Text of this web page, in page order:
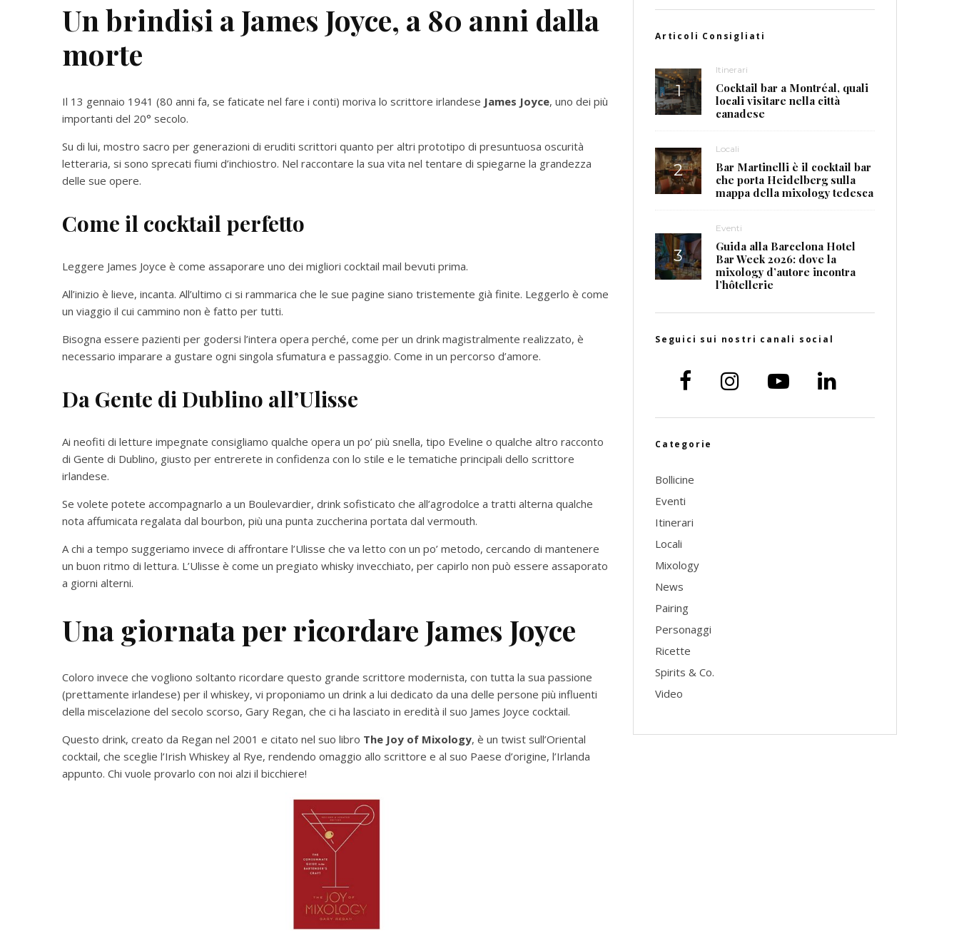
Un brindisi a James Joyce, a 80 anni dalla
morte
Il 13 gennaio 1941 (80 anni fa, se faticate nel fare i conti) moriva lo scrittore irlandese James Joyce, uno dei più
importanti del 20° secolo.
Su di lui, mostro sacro per generazioni di eruditi scrittori quanto per altri prototipo di presuntuosa oscurità
letteraria, si sono sprecati fiumi d’inchiostro. Nel raccontare la sua vita nel tentare di spiegarne la grandezza
delle sue opere.
Come il cocktail perfetto
Leggere James Joyce è come assaporare uno dei migliori cocktail mail bevuti prima.
All’inizio è lieve, incanta. All’ultimo ci si rammarica che le sue pagine siano tristemente già finite. Leggerlo è come
un viaggio il cui cammino non è fatto per tutti.
Bisogna essere pazienti per godersi l’intera opera perché, come per un drink magistralmente realizzato, è
necessario imparare a gustare ogni singola sfumatura e passaggio. Come in un percorso d’amore.
Da Gente di Dublino all’Ulisse
Ai neofiti di letture impegnate consigliamo qualche opera un po’ più snella, tipo Eveline o qualche altro racconto
di Gente di Dublino, giusto per entrerete in confidenza con lo stile e le tematiche principali dello scrittore
irlandese.
Se volete potete accompagnarlo a un Boulevardier, drink sofisticato che all’agrodolce a tratti alterna qualche
nota affumicata regalata dal bourbon, più una punta zuccherina portata dal vermouth.
A chi a tempo suggeriamo invece di affrontare l’Ulisse che va letto con un po’ metodo, cercando di mantenere
un buon ritmo di lettura. L’Ulisse è come un pregiato whisky invecchiato, per capirlo non può essere assaporato
a giorni alterni.
Una giornata per ricordare James Joyce
Coloro invece che vogliono soltanto ricordare questo grande scrittore modernista, con tutta la sua passione
(prettamente irlandese) per il whiskey, vi proponiamo un drink a lui dedicato da una delle persone più influenti
della miscelazione del secolo scorso, Gary Regan, che ci ha lasciato in eredità il suo James Joyce cocktail.
Questo drink, creato da Regan nel 2001 e citato nel suo libro The Joy of Mixology, è un twist sull’Oriental
cocktail, che sceglie l’Irish Whiskey al Rye, rendendo omaggio allo scrittore e al suo Paese d’origine, l’Irlanda
appunto. Chi vuole provarlo con noi alzi il bicchiere!
Articoli Consigliati
Itinerari
Cocktail bar a Montréal, quali
locali visitare nella città
canadese
Locali
Bar Martinelli è il cocktail bar
che porta Heidelberg sulla
mappa della mixology tedesca
Eventi
Guida alla Barcelona Hotel
Bar Week 2026: dove la
mixology d’autore incontra
l’hôtellerie
Seguici sui nostri canali social
Categorie
Bollicine
Eventi
Itinerari
Locali
Mixology
News
Pairing
Personaggi
Ricette
Spirits & Co.
Video